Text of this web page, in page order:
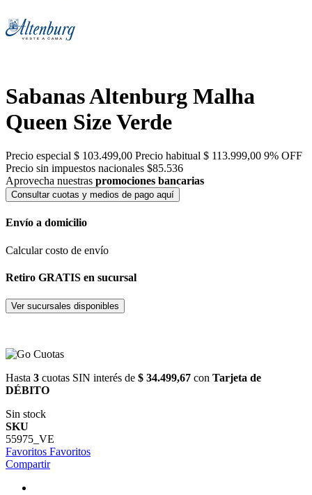
Sabanas Altenburg Malha
Queen Size Verde
Precio especial $ 103.499,00 Precio habitual $ 113.999,00 9% OFF
Precio sin impuestos nacionales $85.536
Aprovecha nuestras promociones bancarias
Consultar cuotas y medios de pago aquí
Envío a domicilio
Calcular costo de envío
Retiro GRATIS en sucursal
Ver sucursales disponibles
Hasta 3 cuotas SIN interés de $ 34.499,67 con Tarjeta de
DÉBITO
Sin stock
SKU
55975_VE
Favoritos Favoritos
Compartir